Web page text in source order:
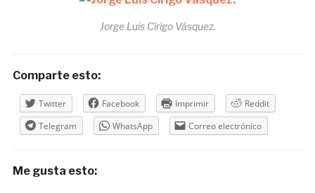
Jorge Luis Círigo Vásquez.
Comparte esto:
Twitter Facebook Imprimir
Reddit
Telegram
WhatsApp Correo electrónico
Me gusta esto: